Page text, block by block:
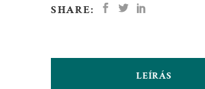
SHARE:
LEÍRÁS